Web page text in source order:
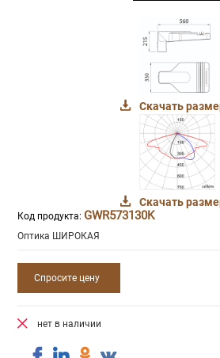
Скачать
Скачать
Код продукта: GWR573130K
Оптика ШИРОКАЯ
Спросите цену
нет в наличии